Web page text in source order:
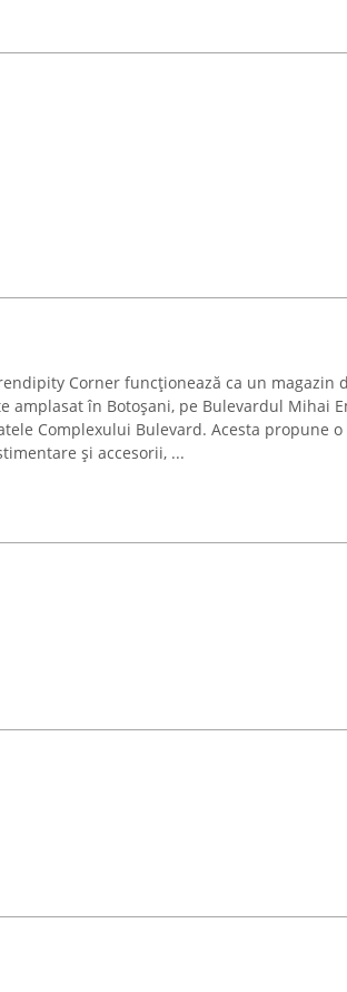
Corner funcționează ca un magazin
amplasat în Botoșani, pe Bulevardul Mihai
Complexului Bulevard. Acesta propune
și accesorii, ...